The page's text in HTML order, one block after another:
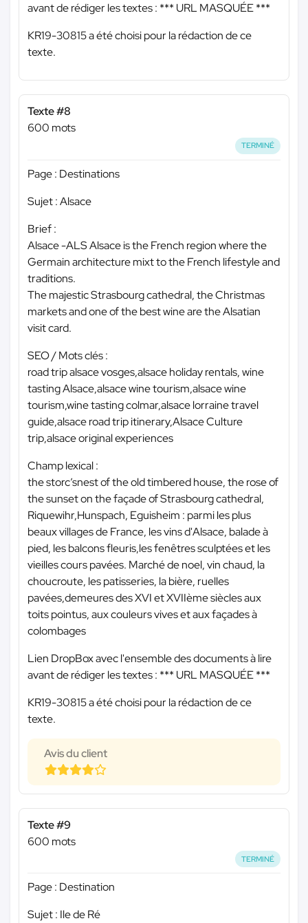
avant de rédiger les textes : *** URL MASQUÉE ***
KR19-30815 a été choisi pour la rédaction de ce
texte.
Texte #8
600 mots
TERMINÉ
Page : Destinations
Sujet : Alsace
Brief :
Alsace -ALS Alsace is the French region where the
Germain architecture mixt to the French lifestyle and
traditions.
The majestic Strasbourg cathedral, the Christmas
markets and one of the best wine are the Alsatian
visit card.
SEO / Mots clés :
road trip alsace vosges,alsace holiday rentals, wine
tasting Alsace,alsace wine tourism,alsace wine
tourism,wine tasting colmar,alsace lorraine travel
guide,alsace road trip itinerary,Alsace Culture
trip,alsace original experiences
Champ lexical :
the storc’snest of the old timbered house, the rose of
the sunset on the façade of Strasbourg cathedral,
Riquewihr,Hunspach, Eguisheim : parmi les plus
beaux villages de France, les vins d'Alsace, balade à
pied, les balcons fleuris,les fenêtres sculptées et les
vieilles cours pavées. Marché de noel, vin chaud, la
choucroute, les patisseries, la bière, ruelles
pavées,demeures des XVI et XVIIème siècles aux
toits pointus, aux couleurs vives et aux façades à
colombages
Lien DropBox avec l'ensemble des documents à lire
avant de rédiger les textes : *** URL MASQUÉE ***
KR19-30815 a été choisi pour la rédaction de ce
texte.
Avis du client
Texte #9
600 mots
TERMINÉ
Page : Destination
Sujet : Ile de Ré